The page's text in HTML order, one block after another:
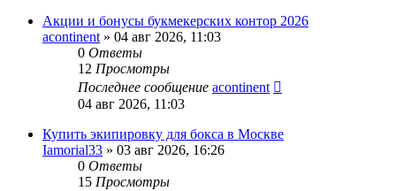
Акции и бонусы букмекерских контор 2026
acontinent » 04 авг 2026, 11:03
0 Ответы
12 Просмотры
Последнее сообщение acontinent
04 авг 2026, 11:03
Купить экипировку для бокса в Москве
Iamorial33 » 03 авг 2026, 16:26
0 Ответы
15 Просмотры